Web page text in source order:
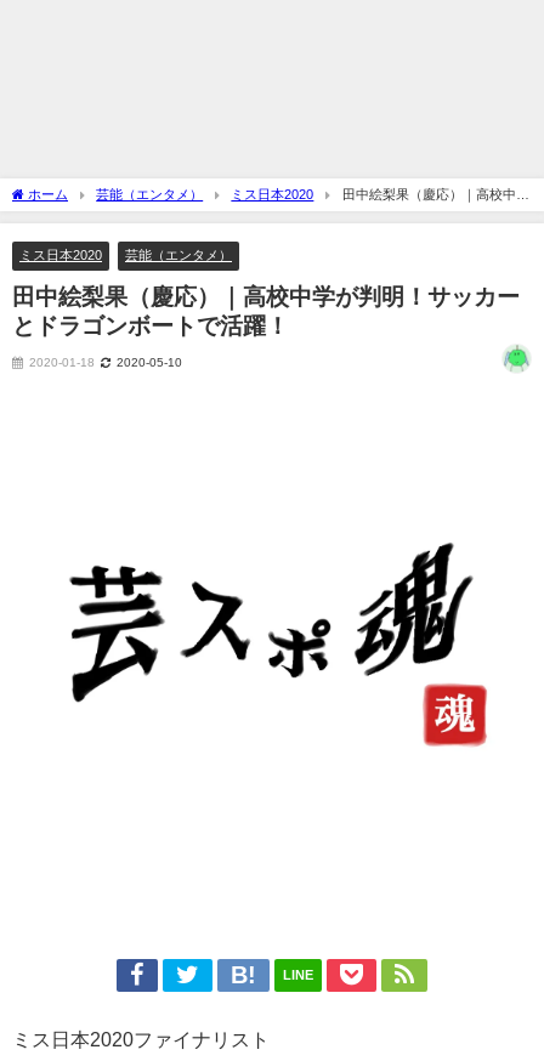
ホーム 芸能（エンタメ） ミス日本2020
田中絵梨果（慶応）｜高校中学
が判明！サッカーとドラゴンボートで活躍！
ミス日本2020 芸能（エンタメ）
田中絵梨果（慶応）｜高校中学が判明！サッカー
とドラゴンボートで活躍！
2020-01-18 2020-05-10
LINE
ミス日本2020ファイナリスト